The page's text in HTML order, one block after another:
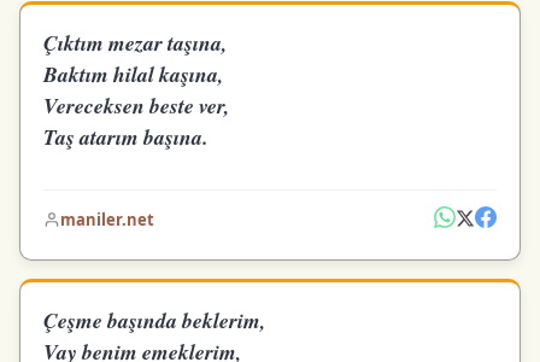
Çıktım mezar taşına,
Baktım hilal kaşına,
Vereceksen beste ver,
Taş atarım başına.
maniler.net
Çeşme başında beklerim,
Vay benim emeklerim,